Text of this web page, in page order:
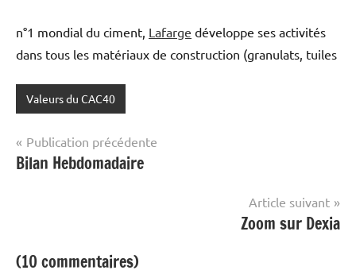
n°1 mondial du ciment, Lafarge développe ses activités
dans tous les matériaux de construction (granulats, tuiles
Valeurs du CAC40
Navigation
de
Publication précédente
Bilan Hebdomadaire
Article suivant
Zoom sur Dexia
(10 commentaires)